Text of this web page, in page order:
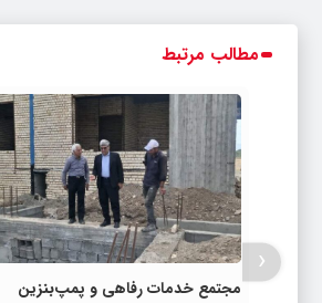
مطالب مرتبط
مجتمع خدمات رفاهی و پمپ‌بنزین
‹